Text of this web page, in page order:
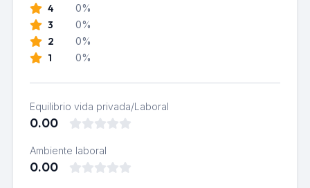
4 0%
3 0%
2 0%
1 0%
Equilibrio vida privada/Laboral
0.00
Ambiente laboral
0.00